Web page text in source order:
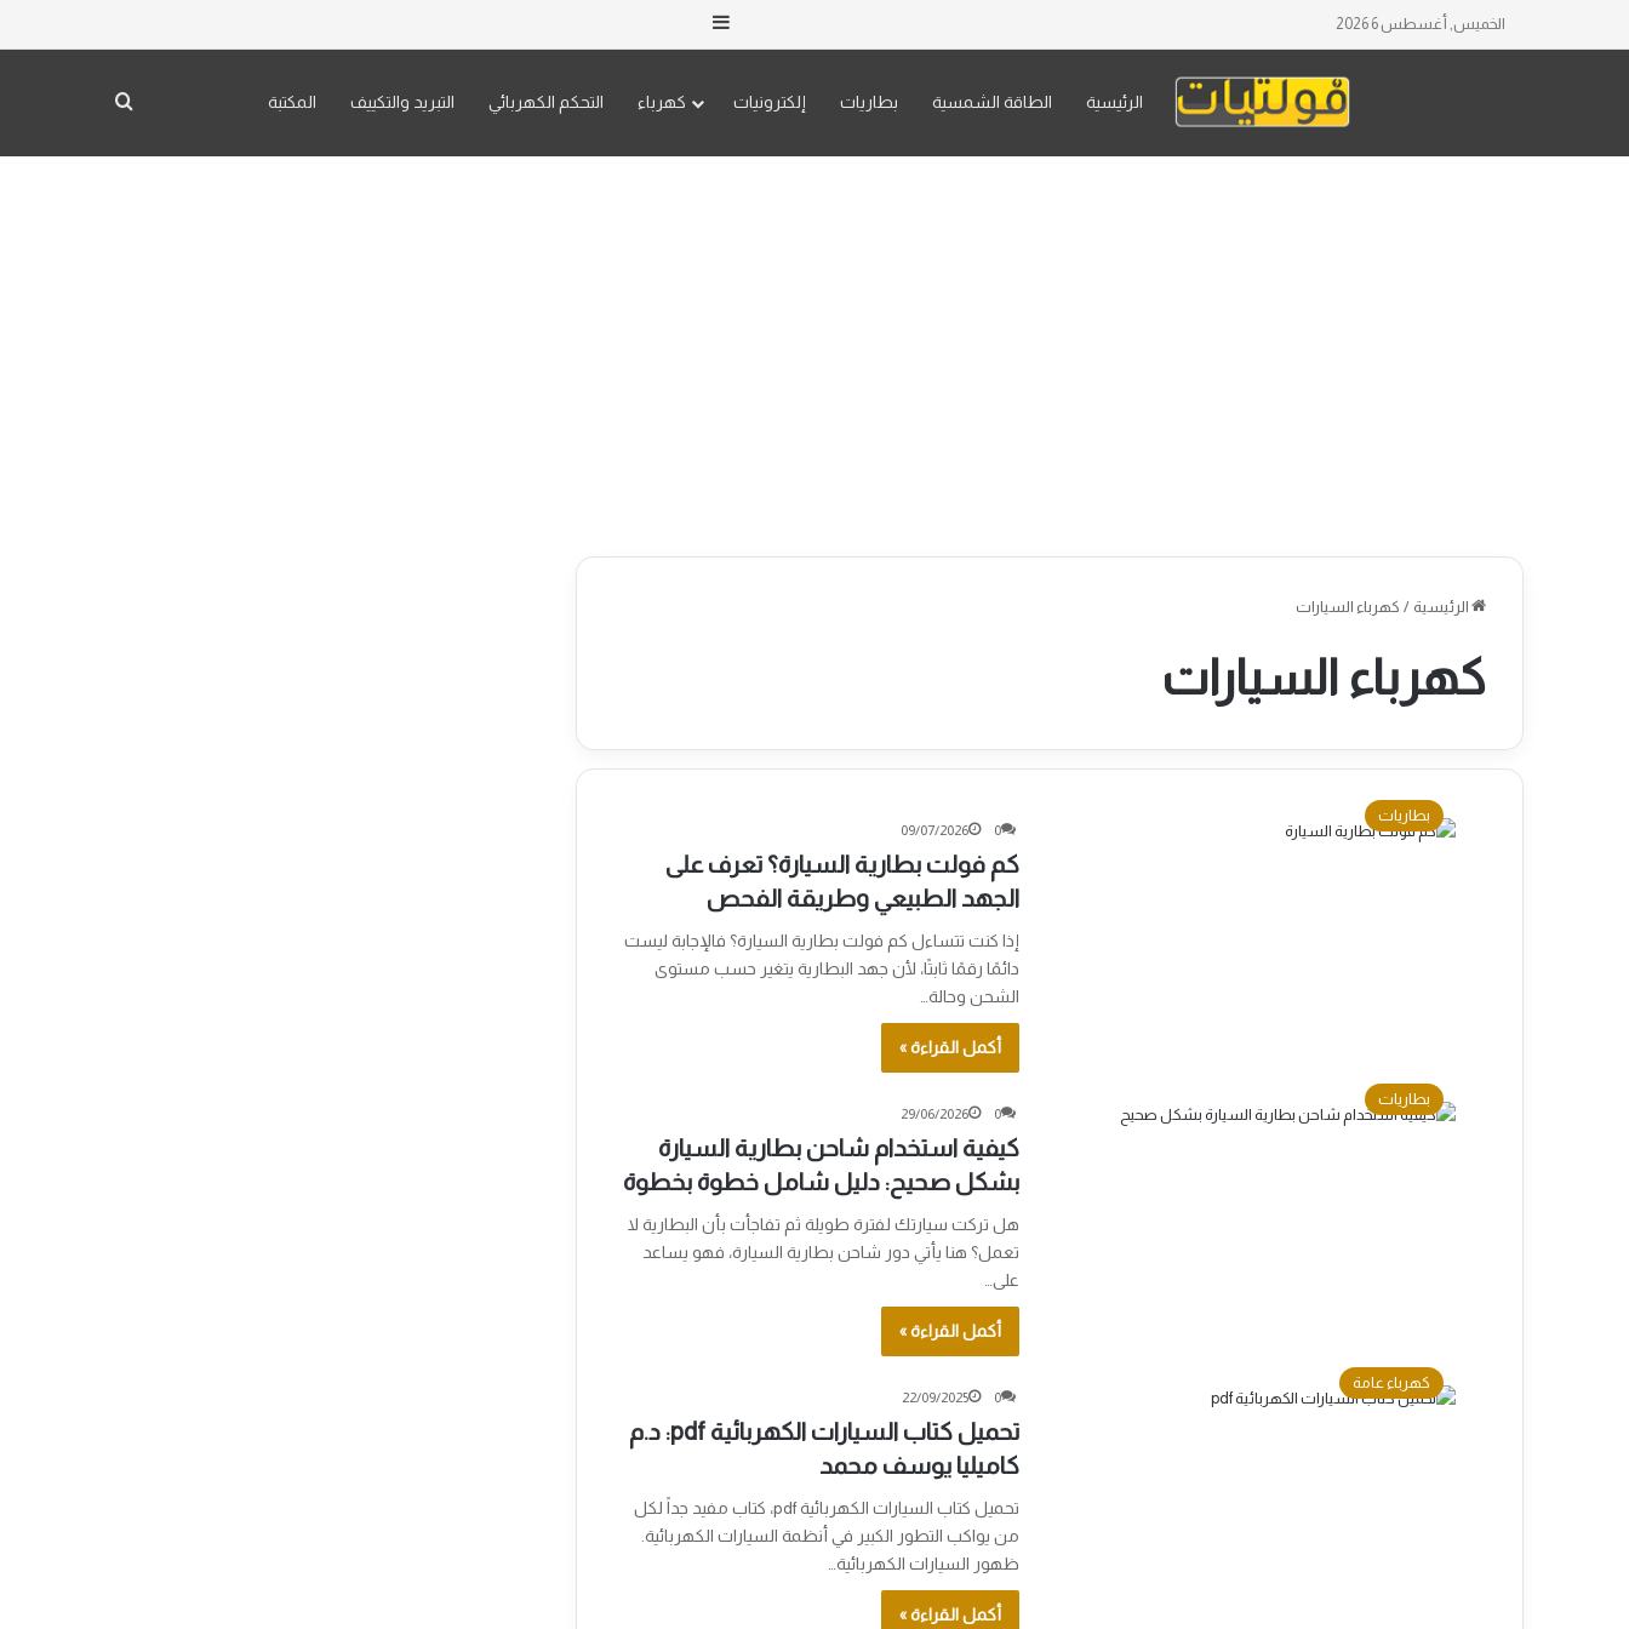
الخميس, أغسطس 6 2026
الرئيسية الطاقة الشمسية بطاريات إلكترونيات كهرباء التحكم الكهربائي التبريد والتكييف المكتبة
الرئيسية / كهرباء السيارات
كهرباء السيارات
بطاريات
09/07/2026 0
كم فولت بطارية السيارة؟ تعرف على
الجهد الطبيعي وطريقة الفحص
إذا كنت تتساءل كم فولت بطارية السيارة؟ فالإجابة ليست
دائمًا رقمًا ثابتًا، لأن جهد البطارية يتغير حسب مستوى
الشحن وحالة…
أكمل القراءة »
بطاريات
29/06/2026 0
كيفية استخدام شاحن بطارية السيارة
بشكل صحيح: دليل شامل خطوة بخطوة
هل تركت سيارتك لفترة طويلة ثم تفاجأت بأن البطارية لا
تعمل؟ هنا يأتي دور شاحن بطارية السيارة، فهو يساعد
على…
أكمل القراءة »
كهرباء عامة
22/09/2025 0
تحميل كتاب السيارات الكهربائية pdf: د.م
كاميليا يوسف محمد
تحميل كتاب السيارات الكهربائية pdf، كتاب مفيد جداً لكل
من يواكب التطور الكبير في أنظمة السيارات الكهربائية.
ظهور السيارات الكهربائية…
أكمل القراءة »